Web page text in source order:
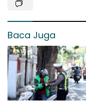
Baca Juga